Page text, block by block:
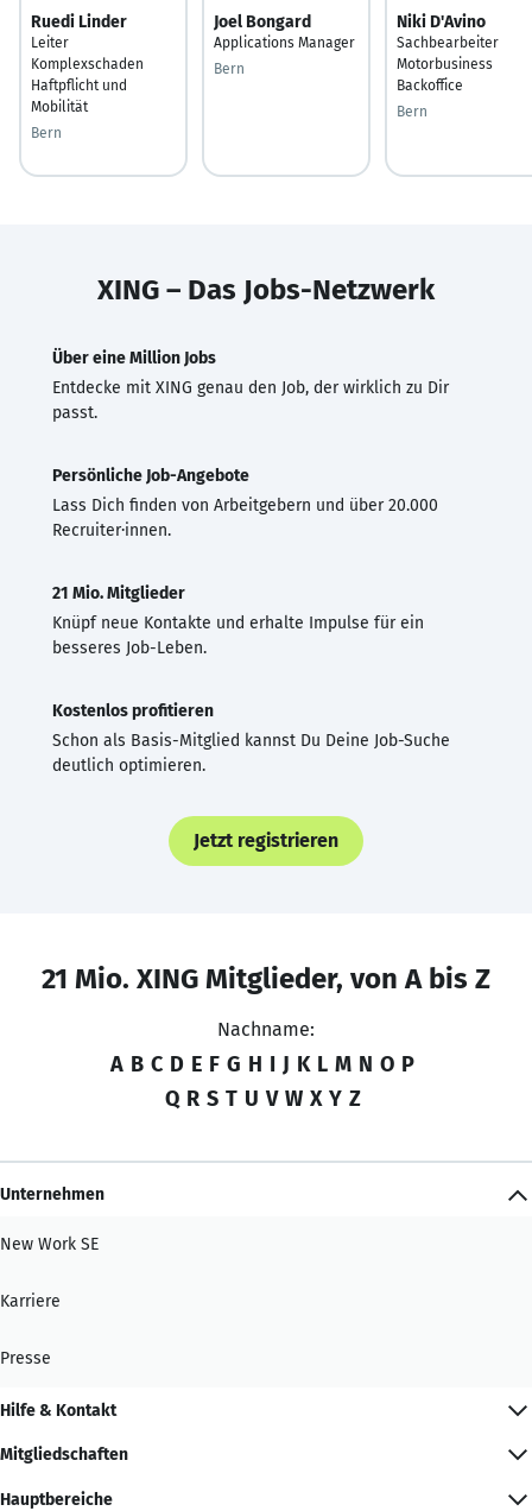
Ruedi Linder
Leiter
Komplexschaden
Haftpflicht und
Mobilität
Bern
Joel Bongard
Applications Manager
Bern
Niki D'Avino
Sachbearbeiter
Motorbusiness
Backoffice
Bern
XING – Das Jobs-Netzwerk
Über eine Million Jobs
Entdecke mit XING genau den Job, der wirklich zu Dir
passt.
Persönliche Job-Angebote
Lass Dich finden von Arbeitgebern und über 20.000
Recruiter·innen.
21 Mio. Mitglieder
Knüpf neue Kontakte und erhalte Impulse für ein
besseres Job-Leben.
Kostenlos profitieren
Schon als Basis-Mitglied kannst Du Deine Job-Suche
deutlich optimieren.
Jetzt registrieren
21 Mio. XING Mitglieder, von A bis Z
Nachname:
A B C D E F G H I J K L M N O P
Q R S T U V W X Y Z
Unternehmen
New Work SE
Karriere
Presse
Hilfe & Kontakt
Mitgliedschaften
Hauptbereiche